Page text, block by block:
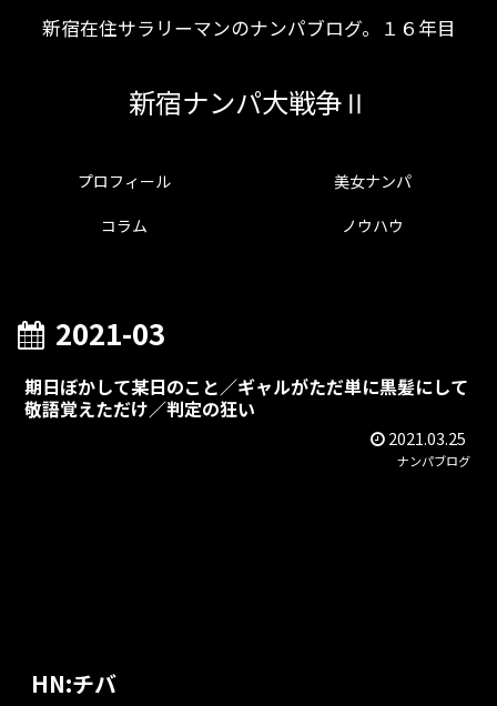
新宿在住サラリーマンのナンパブログ。１６年目
新宿ナンパ大戦争Ⅱ
プロフィール
美女ナンパ
コラム
ノウハウ
2021-03
期日ぼかして某日のこと／ギャルがただ単に黒髪にして
敬語覚えただけ／判定の狂い
2021.03.25
ナンパブログ
HN:チバ